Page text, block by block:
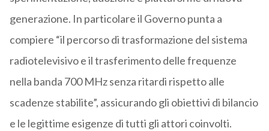
generazione. In particolare il Governo punta a
compiere “il percorso di trasformazione del sistema
radiotelevisivo e il trasferimento delle frequenze
nella banda 700 MHz senza ritardi rispetto alle
scadenze stabilite”, assicurando gli obiettivi di bilancio
e le legittime esigenze di tutti gli attori coinvolti.